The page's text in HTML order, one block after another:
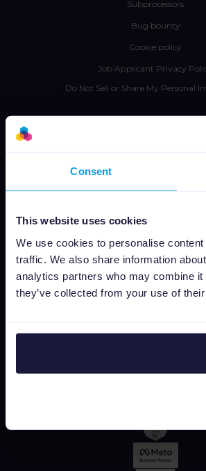
Consent
This website uses cookies
We use cookies to personalise
traffic. We also share information
analytics partners who may combine
they’ve collected from your use of their
Subprocessors
Bug bounty
Cookie policy
Job Applicant Privacy
Do Not Sell or Share My Personal
Google